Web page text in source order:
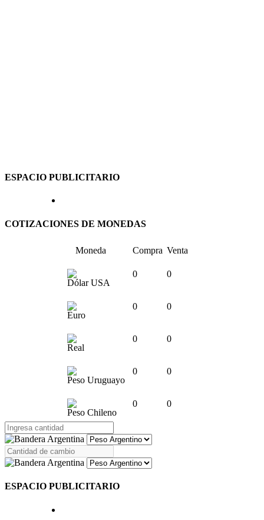
ESPACIO PUBLICITARIO
COTIZACIONES DE MONEDAS
Moneda Compra Venta
Dólar USA
0 0
Euro
0 0
Real
0 0
Peso Uruguayo
0 0
Peso Chileno
0 0
ESPACIO PUBLICITARIO